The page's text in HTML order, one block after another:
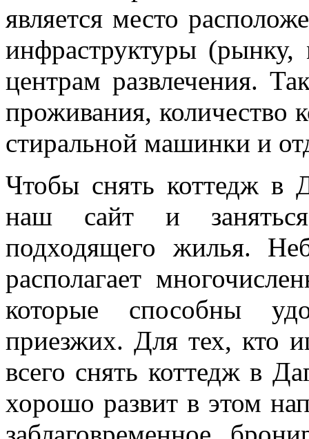
является место
инфраструктуры
центрам развлечения.
проживания, количество
стиральной машинки и
Чтобы снять коттедж в
наш сайт и заняться
подходящего жилья.
располагает
которые способны
приезжих. Для тех, кто
всего снять коттедж в
хорошо развит в этом